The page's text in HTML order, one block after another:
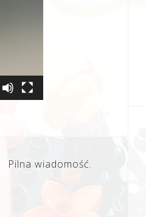
Pilna wiadomość.